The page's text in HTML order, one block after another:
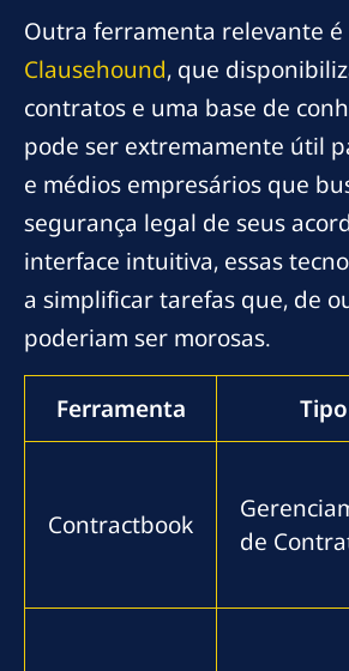
Outra ferramenta relevante é
Clausehound, que
contratos e uma base de
pode ser extremamente útil
e médios empresários que
segurança legal de seus
interface intuitiva, essas
a simplificar tarefas que, de
poderiam ser morosas.
Ferramenta Tipo
Contractbook
de